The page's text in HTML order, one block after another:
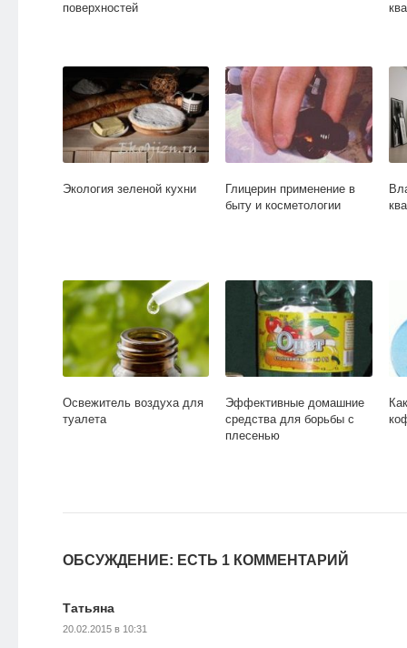
поверхностей
Экология зеленой кухни
Глицерин применение в
быту и косметологии
Освежитель воздуха для
туалета
Эффективные домашние
средства для борьбы с
плесенью
ОБСУЖДЕНИЕ: ЕСТЬ 1 КОММЕНТАРИЙ
Татьяна
20.02.2015 в 10:31